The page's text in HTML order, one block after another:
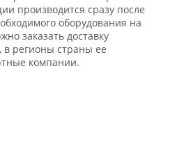
производится сразу после
оборудования на
заказать доставку
в регионы страны ее
компании.